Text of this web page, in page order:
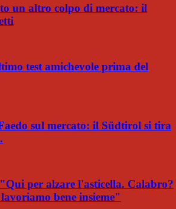
un altro colpo di mercato: il
test amichevole prima del
sul mercato: il Südtirol si tira
per alzare l'asticella. Calabro?
bene insieme"